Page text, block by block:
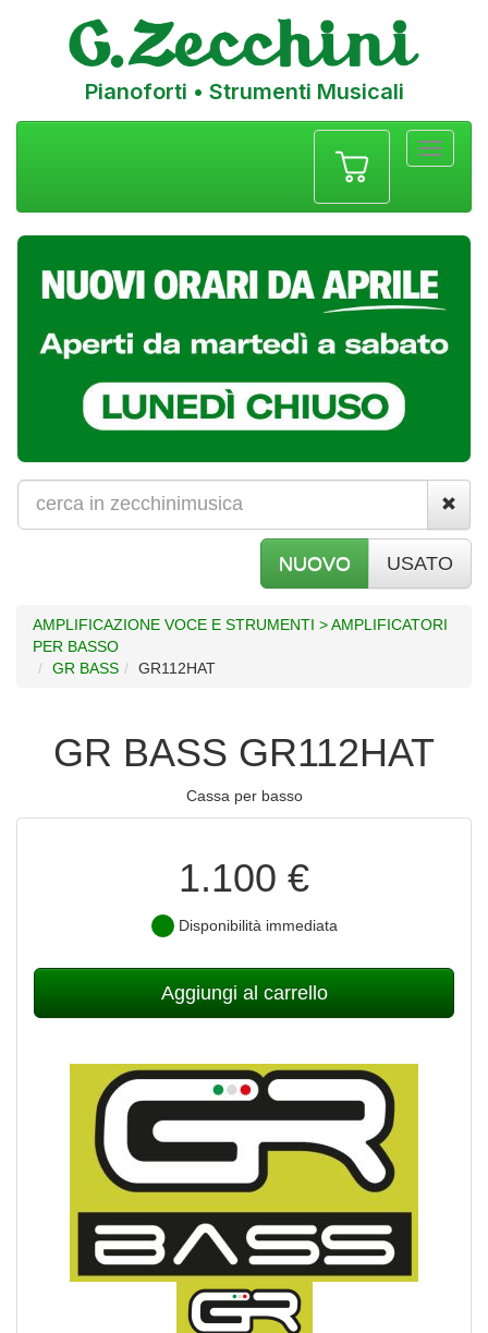
Pianoforti • Strumenti Musicali
NUOVO USATO
AMPLIFICAZIONE VOCE E STRUMENTI > AMPLIFICATORI
PER BASSO
GR BASS
GR112HAT
GR BASS GR112HAT
Cassa per basso
1.100 €
Disponibilità immediata
Aggiungi al carrello